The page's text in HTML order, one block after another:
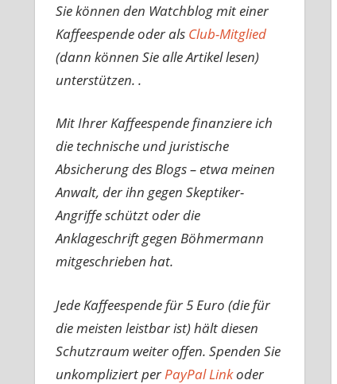
Sie können den Watchblog mit einer
Kaffeespende oder als Club-Mitglied
(dann können Sie alle Artikel lesen)
unterstützen. .
Mit Ihrer Kaffeespende finanziere ich
die technische und juristische
Absicherung des Blogs – etwa meinen
Anwalt, der ihn gegen Skeptiker-
Angriffe schützt oder die
Anklageschrift gegen Böhmermann
mitgeschrieben hat.
Jede Kaffeespende für 5 Euro (die für
die meisten leistbar ist) hält diesen
Schutzraum weiter offen. Spenden Sie
unkompliziert perPayPal Linkoder